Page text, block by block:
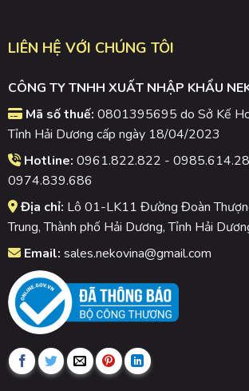
LIÊN HỆ VỚI CHÚNG TÔI
CÔNG TY TNHH XUẤT NHẬP KHẨU
Mã số thuế: 0801395695 do Sở Kế
Tỉnh Hải Dương cấp ngày 18/04/2023
Hotline: 0961.822.822 -
0974.839.686
Địa chỉ: Lô 01-LK11 Đường Đoàn
Trung, Thành phố Hải Dương, Tỉnh Hải
Email: sales.nekovina@gmail.com